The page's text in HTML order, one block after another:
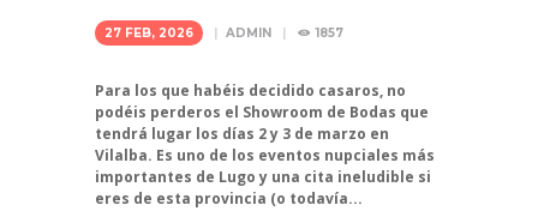
27 FEB, 2026 ADMIN 1857
Para los que habéis decidido casaros, no
podéis perderos el Showroom de Bodas que
tendrá lugar los días 2 y 3 de marzo en
Vilalba. Es uno de los eventos nupciales más
importantes de Lugo y una cita ineludible si
eres de esta provincia (o todavía...